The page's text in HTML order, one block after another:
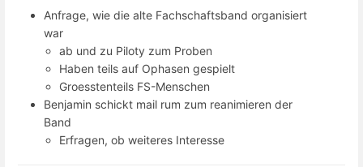
Anfrage, wie die alte Fachschaftsband organisiert
war
ab und zu Piloty zum Proben
Haben teils auf Ophasen gespielt
Groesstenteils FS-Menschen
Benjamin schickt mail rum zum reanimieren der
Band
Erfragen, ob weiteres Interesse